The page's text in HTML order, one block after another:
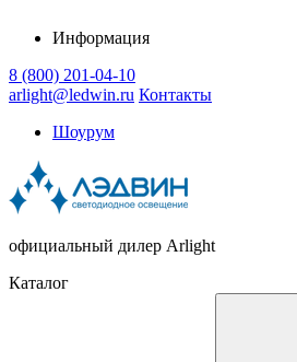
Информация
8 (800) 201-04-10
arlight@ledwin.ru Контакты
Шоурум
официальный дилер Arlight
Каталог